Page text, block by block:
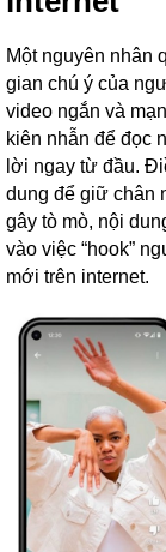
Một nguyên nhân
gian chú ý của
video ngắn và
kiên nhẫn để đọc
lời ngay từ đầu.
dung để giữ chân
gây tò mò, nội
vào việc “hook”
mới trên internet.